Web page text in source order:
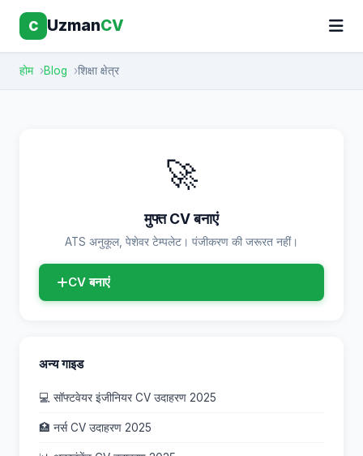
C UzmanCV
होम Blog शिक्षा क्षेत्र
🚀
मुफ्त CV बनाएं
ATS अनुकूल, पेशेवर टेम्पलेट। पंजीकरण की जरूरत नहीं।
CV बनाएं
अन्य गाइड
💻 सॉफ्टवेयर इंजीनियर CV उदाहरण 2025
🏥 नर्स CV उदाहरण 2025